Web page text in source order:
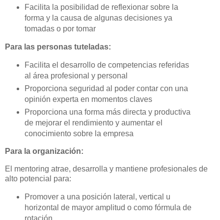
Facilita la posibilidad de reflexionar sobre la
forma y la causa de algunas decisiones ya
tomadas o por tomar
Para las personas tuteladas:
Facilita el desarrollo de competencias referidas
al área profesional y personal
Proporciona seguridad al poder contar con una
opinión experta en momentos claves
Proporciona una forma más directa y productiva
de mejorar el rendimiento y aumentar el
conocimiento sobre la empresa
Para la organización:
El mentoring atrae, desarrolla y mantiene profesionales de
alto potencial para:
Promover a una posición lateral, vertical u
horizontal de mayor amplitud o como fórmula de
rotación